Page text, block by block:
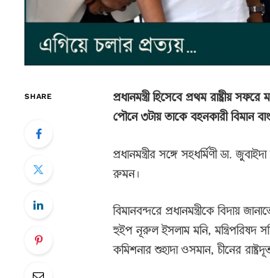
SHARE
প্রধানমন্ত্রী হিসেবে প্রথম রাষ্ট্রীয়
পৌনে ৩টায় তাকে বহনকারী বিমান
প্রধানমন্ত্রীর সঙ্গে সহধর্মিণী ডা.
রুমন।
বিমানবন্দরে প্রধানমন্ত্রীকে বিদায়
হুইপ নূরুল ইসলাম মনি, মন্ত্রিপরিষদ
কমিশনার শুহাদা ওসমান, চীনের